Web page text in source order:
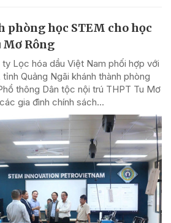
phòng học STEM cho học
Mơ Rông
ty Lọc hóa dầu Việt Nam phối hợp với
Quảng Ngãi khánh thành phòng
thông Dân tộc nội trú THPT Tu Mơ
gia đình chính sách...